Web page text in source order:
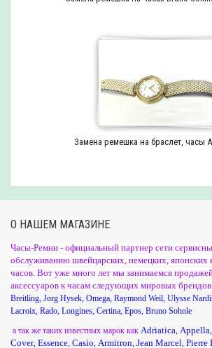
Замена ремешка на браслет, часы
О НАШЕМ МАГАЗИНЕ
Часы-Ремни - официальный партнер сети
обслуживанию швейцарских, немецких,
часов. Вот уже много лет мы занимаемся
аксессуаров к часам следующих мировых
Breitling Jorg Hysek Omega Raymond Weil Ulysse
Lacroix Rado Longines Certina Epos Bruno Sohnle
а так же таких известных марок как Adriatica Appella
Cover, Essence Casio Armitron Jean Marcel Pierre